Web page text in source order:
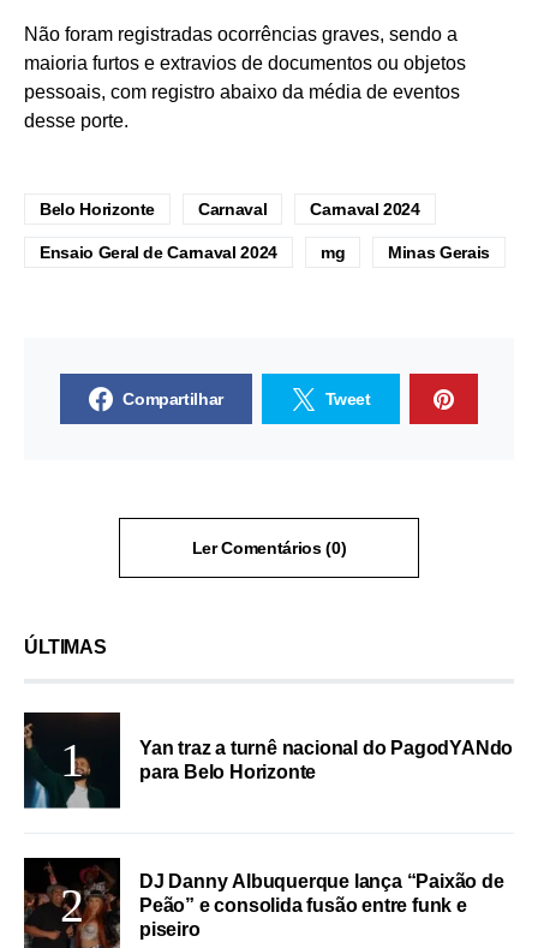
Não foram registradas ocorrências graves, sendo a
maioria furtos e extravios de documentos ou objetos
pessoais, com registro abaixo da média de eventos
desse porte.
Belo Horizonte Carnaval Carnaval 2024
Ensaio Geral de Carnaval 2024 mg Minas Gerais
Compartilhar Tweet
Ler Comentários (0)
ÚLTIMAS
Yan traz a turnê nacional do PagodYANdo
para Belo Horizonte
DJ Danny Albuquerque lança “Paixão de
Peão” e consolida fusão entre funk e
piseiro